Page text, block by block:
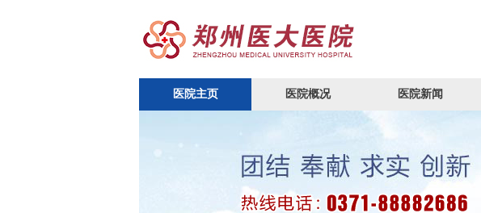
医院主页 医院概况 医院新闻